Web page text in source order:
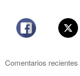
Comentarios recientes